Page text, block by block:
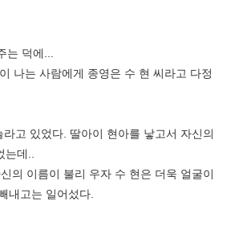
덕에...
나는 사람에게 종영은 수 현 씨라고 다정
고 있었다. 딸아이 현아를 낳고서 자신의
데..
의 이름이 불리 우자 수 현은 더욱 얼굴이
내고는 일어섰다.